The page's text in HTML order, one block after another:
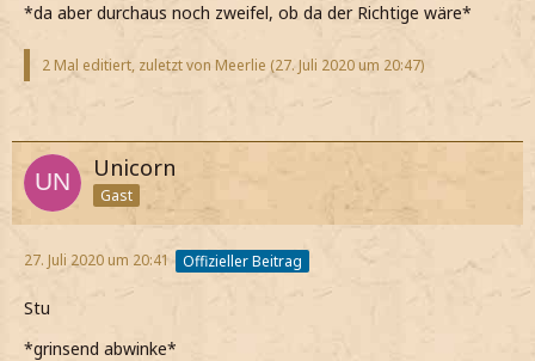
*da aber durchaus noch zweifel, ob da der Richtige wäre*
2 Mal editiert, zuletzt von Meerlie (27. Juli 2020 um 20:47)
Unicorn
Gast
27. Juli 2020 um 20:41 Offizieller Beitrag
Stu
*grinsend abwinke*